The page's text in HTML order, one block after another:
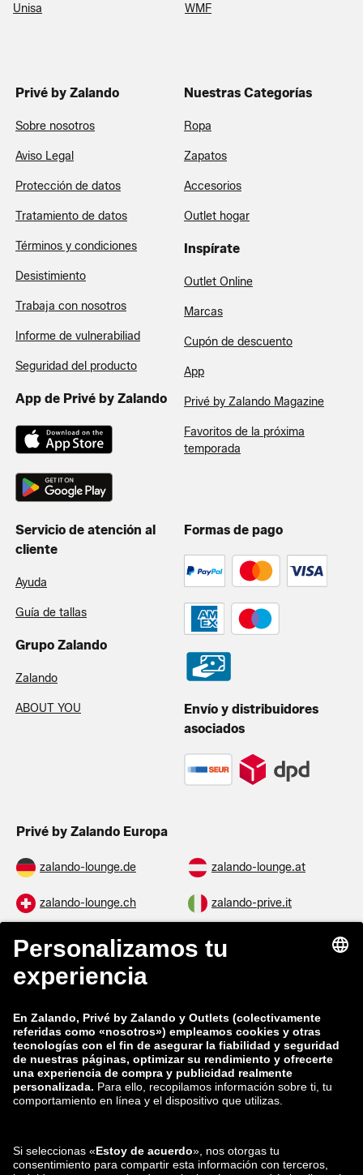
Unisa WMF
Privé by Zalando
Sobre nosotros
Aviso Legal
Protección de datos
Tratamiento de datos
Términos y condiciones
Desistimiento
Trabaja con nosotros
Informe de vulnerabiliad
Seguridad del producto
App de Privé by Zalando
Nuestras Categorías
Ropa
Zapatos
Accesorios
Outlet hogar
Inspírate
Outlet Online
Marcas
Cupón de descuento
App
Privé by Zalando Magazine
Favoritos de la próxima
temporada
Servicio de atención al
cliente
Ayuda
Guía de tallas
Grupo Zalando
Zalando
ABOUT YOU
Formas de pago
Envío y distribuidores
asociados
Privé by Zalando Europa
zalando-lounge.de zalando-lounge.at
zalando-lounge.ch zalando-prive.it
zalando-prive.fr
zalando-lounge.be
zalando-lounge.fi
zalando-lounge.co.uk zalando-lounge.pl
zalando-prive.es zalando-lounge.cz
zalando-lounge.ro zalando-lounge.hr